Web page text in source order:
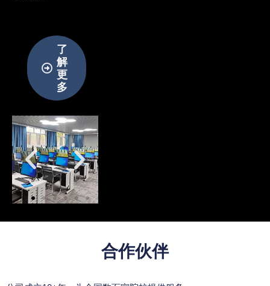
了
解
更
多
合作伙伴